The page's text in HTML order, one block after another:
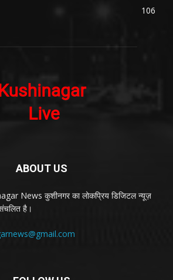
106
ABOUT US
News कुशीनगर का लोकप्रिय डिजिटल न्यूज़
है।